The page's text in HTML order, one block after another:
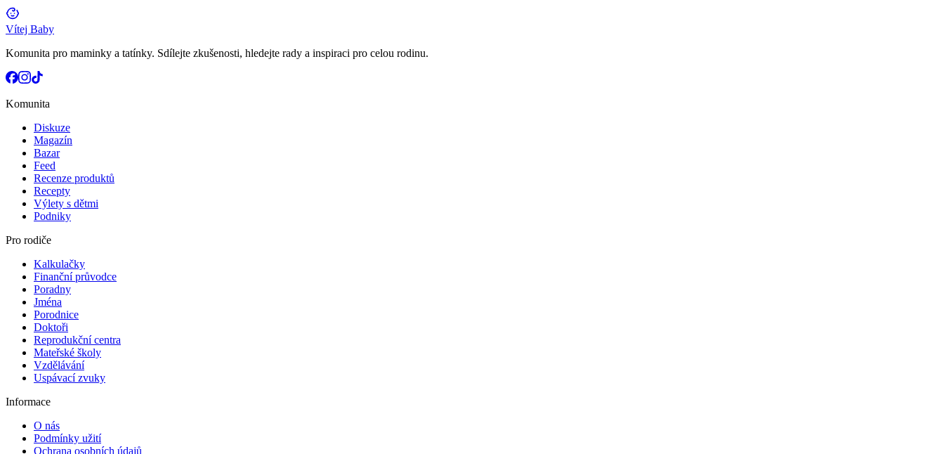
Vítej Baby
Komunita pro maminky a tatínky. Sdílejte zkušenosti, hledejte rady a inspiraci pro celou rodinu.
Komunita
Diskuze
Magazín
Bazar
Feed
Recenze produktů
Recepty
Výlety s dětmi
Podniky
Pro rodiče
Kalkulačky
Finanční průvodce
Poradny
Jména
Porodnice
Doktoři
Reprodukční centra
Mateřské školy
Vzdělávání
Uspávací zvuky
Informace
O nás
Podmínky užití
Ochrana osobních údajů